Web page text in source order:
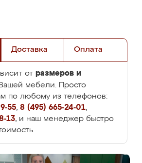
Доставка Оплата
от размеров и
Вашей мебели. Просто
по любому из телефонов:
55, 8 (495) 665-24-01,
13, и наш менеджер быстро